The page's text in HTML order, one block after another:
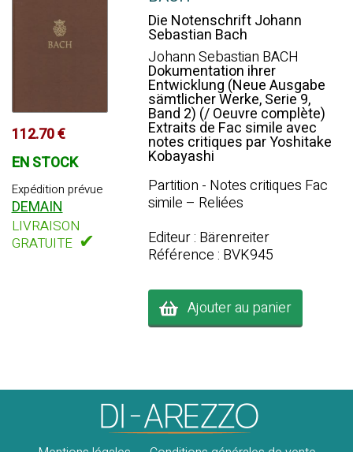
112.70 €
EN STOCK
Expédition prévue
DEMAIN
LIVRAISON
GRATUITE ✔
Die Notenschrift Johann
Sebastian Bach
Johann Sebastian BACH
Dokumentation ihrer
Entwicklung (Neue Ausgabe
sämtlicher Werke, Serie 9,
Band 2) (/ Oeuvre complète)
Extraits de Fac simile avec
notes critiques par Yoshitake
Kobayashi
Partition - Notes critiques Fac
simile – Reliées
Editeur : Bärenreiter
Référence : BVK945
Ajouter au panier